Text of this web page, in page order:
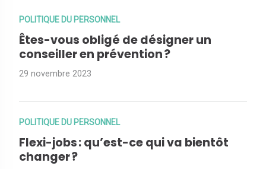
POLITIQUE DU PERSONNEL
Êtes-vous obligé de désigner un
conseiller en prévention ?
29 novembre 2023
POLITIQUE DU PERSONNEL
Flexi-jobs : qu’est-ce qui va bientôt
changer ?